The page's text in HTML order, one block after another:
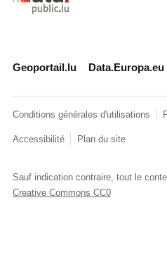
Geoportail.lu Data.Europa.eu
Conditions générales d'utilisations
Accessibilité Plan du site
Sauf indication contraire, tout le
Creative Commons CC0